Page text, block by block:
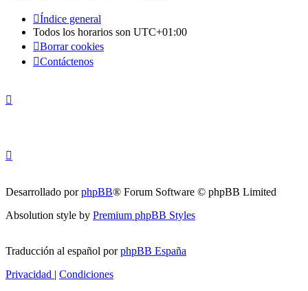
Índice general
Todos los horarios son UTC+01:00
Borrar cookies
Contáctenos
Desarrollado porphpBB® Forum Software © phpBB Limited
Absolution style by Premium phpBB Styles
Traducción al español porphpBB España
Privacidad | Condiciones